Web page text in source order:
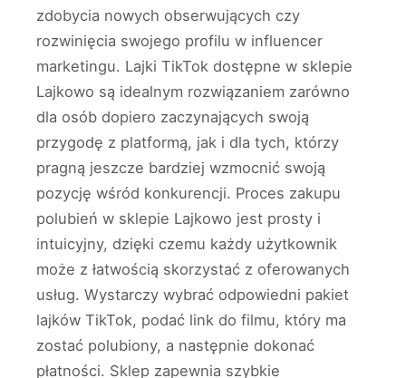
zdobycia nowych obserwujących czy
rozwinięcia swojego profilu w influencer
marketingu. Lajki TikTok dostępne w sklepie
Lajkowo są idealnym rozwiązaniem zarówno
dla osób dopiero zaczynających swoją
przygodę z platformą, jak i dla tych, którzy
pragną jeszcze bardziej wzmocnić swoją
pozycję wśród konkurencji. Proces zakupu
polubień w sklepie Lajkowo jest prosty i
intuicyjny, dzięki czemu każdy użytkownik
może z łatwością skorzystać z oferowanych
usług. Wystarczy wybrać odpowiedni pakiet
lajków TikTok, podać link do filmu, który ma
zostać polubiony, a następnie dokonać
płatności. Sklep zapewnia szybkie